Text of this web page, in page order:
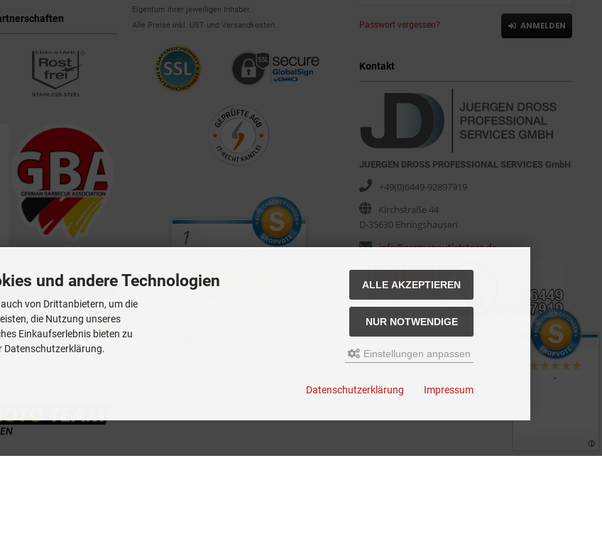
Eigentum ihrer jeweiligen Inhaber.
Alle Preise inkl. UST und Versandkosten.
Passwort vergessen? ANMELDEN
Kontakt
JUERGEN DROSS PROFESSIONAL SERVICES GmbH
+49(0)6449-92897919
Kirchstraße 44
D-35630 Ehringshausen
info@germanoutletstore.de
und andere Technologien
von Drittanbietern, um die
die Nutzung unseres
Einkaufserlebnis bieten zu
Datenschutzerklärung.
ALLE AKZEPTIEREN
NUR NOTWENDIGE
Einstellungen anpassen
Datenschutzerklärung Impressum
-